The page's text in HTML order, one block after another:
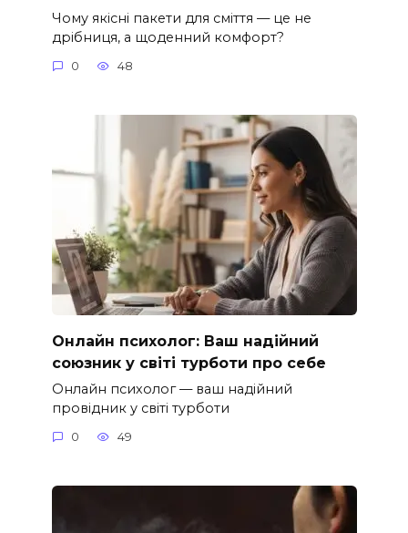
Чому якісні пакети для сміття — це не
дрібниця, а щоденний комфорт?
0 48
Онлайн психолог: Ваш надійний
союзник у світі турботи про себе
Онлайн психолог — ваш надійний
провідник у світі турботи
0 49